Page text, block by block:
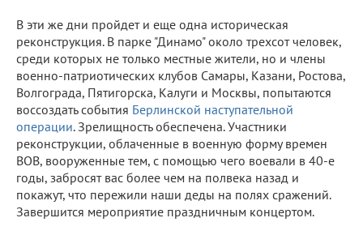
В эти же дни пройдет и еще одна историческая
реконструкция. В парке "Динамо" около трехсот человек,
среди которых не только местные жители, но и члены
военно-патриотических клубов Самары, Казани, Ростова,
Волгограда, Пятигорска, Калуги и Москвы, попытаются
воссоздать события Берлинской наступательной
операции. Зрелищность обеспечена. Участники
реконструкции, облаченные в военную форму времен
ВОВ, вооруженные тем, с помощью чего воевали в 40-е
годы, забросят вас более чем на полвека назад и
покажут, что пережили наши деды на полях сражений.
Завершится мероприятие праздничным концертом.